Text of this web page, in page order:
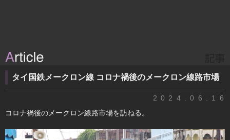
タイ国鉄メークロン線 コロナ禍後のメークロン線路市場
2024.06.16
​コロナ禍後のメークロン線路市場を訪ねる。